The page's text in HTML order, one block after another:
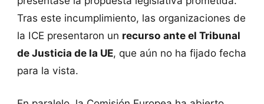
Tras este incumplimiento, las organizaciones de
la ICE presentaron un recurso ante el Tribunal
de Justicia de la UE, que aún no ha fijado fecha
para la vista.